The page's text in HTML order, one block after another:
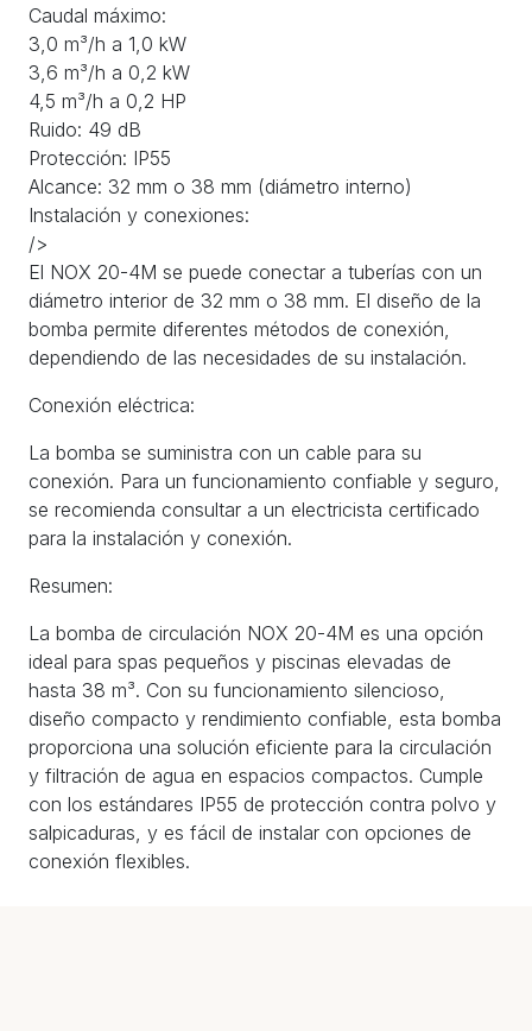
Caudal máximo:
3,0 m³/h a 1,0 kW
3,6 m³/h a 0,2 kW
4,5 m³/h a 0,2 HP
Ruido: 49 dB
Protección: IP55
Alcance: 32 mm o 38 mm (diámetro interno)
Instalación y conexiones:
/>
El NOX 20-4M se puede conectar a tuberías con un
diámetro interior de 32 mm o 38 mm. El diseño de la
bomba permite diferentes métodos de conexión,
dependiendo de las necesidades de su instalación.
Conexión eléctrica:
La bomba se suministra con un cable para su
conexión. Para un funcionamiento confiable y seguro,
se recomienda consultar a un electricista certificado
para la instalación y conexión.
Resumen:
La bomba de circulación NOX 20-4M es una opción
ideal para spas pequeños y piscinas elevadas de
hasta 38 m³. Con su funcionamiento silencioso,
diseño compacto y rendimiento confiable, esta bomba
proporciona una solución eficiente para la circulación
y filtración de agua en espacios compactos. Cumple
con los estándares IP55 de protección contra polvo y
salpicaduras, y es fácil de instalar con opciones de
conexión flexibles.